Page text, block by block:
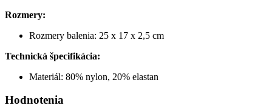
Rozmery:
Rozmery balenia: 25 x 17 x 2,5 cm
Technická špecifikácia:
Materiál: 80% nylon, 20% elastan
Hodnotenia